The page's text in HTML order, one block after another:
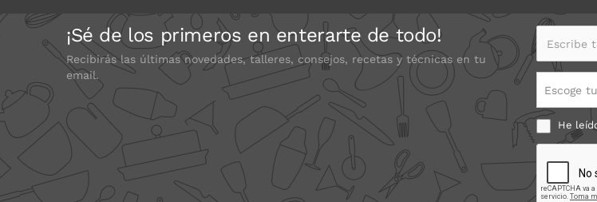
¡Sé de los primeros en enterarte de todo!
Recibirás las últimas novedades, talleres, consejos, recetas y técnicas en tu
email.
Escribe
Escoge tu
He